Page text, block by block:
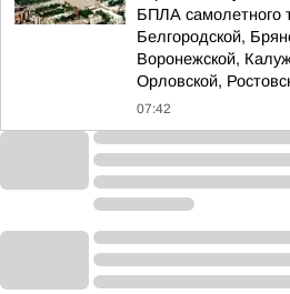
БПЛА самолетного
Белгородской,
Воронежской,
Орловской,
07:42